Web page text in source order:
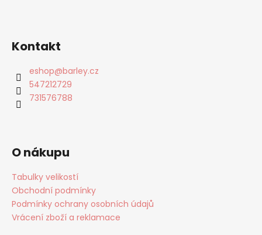
Kontakt
eshop@barley.cz
547212729
731576788
O nákupu
Tabulky velikostí
Obchodní podmínky
Podmínky ochrany osobních údajů
Vrácení zboží a reklamace